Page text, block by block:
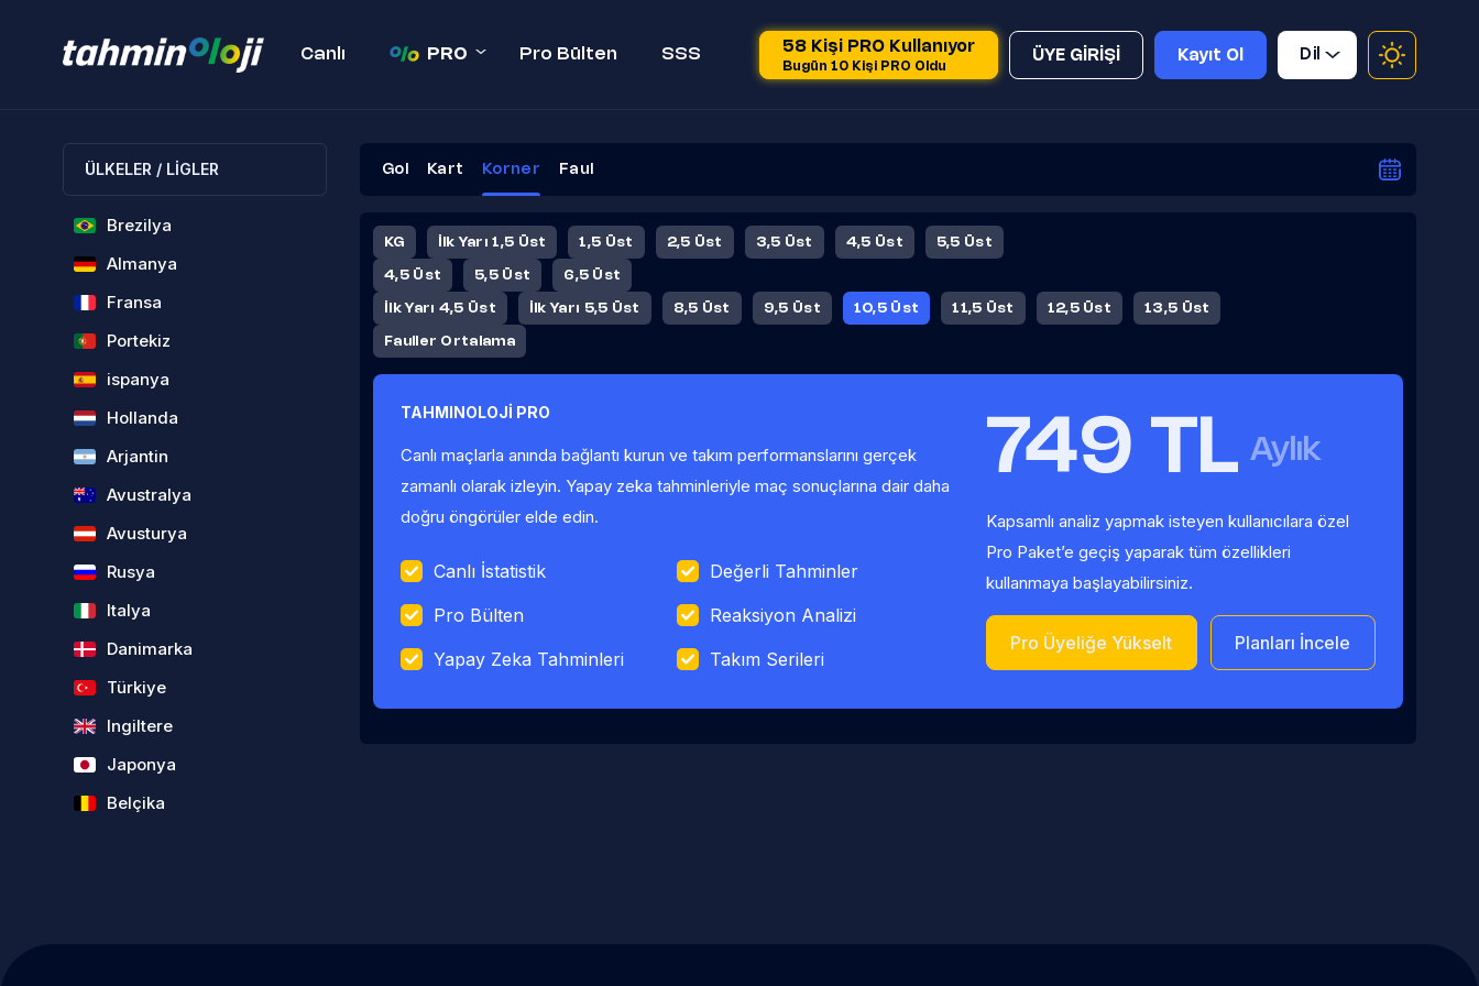
Canlı PRO Pro Bülten SSS 58 Kişi PRO Kullanıyor
Bugün 10 Kişi PRO Oldu
ÜYE GİRİŞİ Kayıt Ol Dil
ÜLKELER / LİGLER
Brezilya
Almanya
Fransa
Portekiz
ispanya
Hollanda
Arjantin
Avustralya
Avusturya
Rusya
Italya
Danimarka
Türkiye
Ingiltere
Japonya
Belçika
Gol Kart Korner Faul
KG İlk Yarı 1,5 Üst 1,5 Üst 2,5 Üst 3,5 Üst 4,5 Üst 5,5 Üst
4,5 Üst 5,5 Üst 6,5 Üst
İlk Yarı 4,5 Üst İlk Yarı 5,5 Üst 8,5 Üst 9,5 Üst 10,5 Üst 11,5 Üst 12,5 Üst 13,5 Üst
Fauller Ortalama
TAHMINOLOJİ PRO
Canlı maçlarla anında bağlantı kurun ve takım performanslarını gerçek
zamanlı olarak izleyin. Yapay zeka tahminleriyle maç sonuçlarına dair daha
doğru öngörüler elde edin.
Canlı İstatistik
Değerli Tahminler
Pro Bülten
Reaksiyon Analizi
Yapay Zeka Tahminleri
Takım Serileri
749 TL Aylık
Kapsamlı analiz yapmak isteyen kullanıcılara özel
Pro Paket’e geçiş yaparak tüm özellikleri
kullanmaya başlayabilirsiniz.
Pro Üyeliğe Yükselt Planları İncele